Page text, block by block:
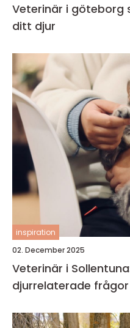
Veterinär i göteborg så väljer du rätt vård för
ditt djur
inspiration
02. December 2025
Veterinär i
djurrelaterade frågor